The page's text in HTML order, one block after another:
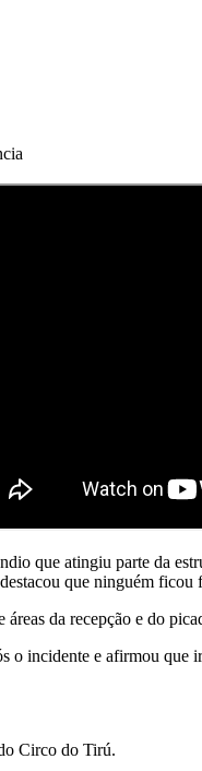
que atingiu parte da
que ninguém ficou
da recepção e do
o incidente e afirmou
Circo do Tirú.